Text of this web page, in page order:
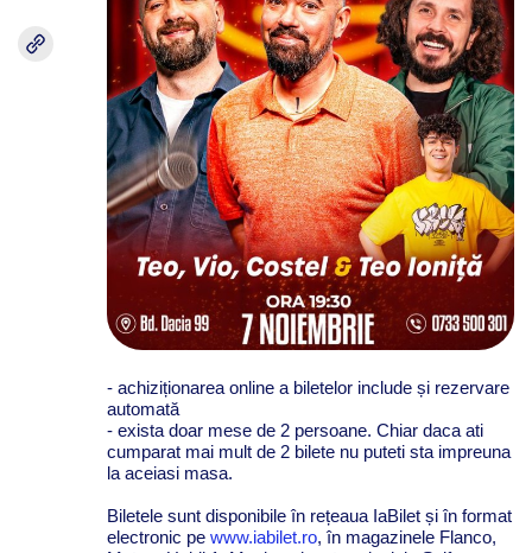
- achiziționarea online a biletelor include și rezervare
automată
- exista doar mese de 2 persoane. Chiar daca ati
cumparat mai mult de 2 bilete nu puteti sta impreuna
la aceiasi masa.
Biletele sunt disponibile în rețeaua IaBilet și în format
electronic pe www.iabilet.ro, în magazinele Flanco,